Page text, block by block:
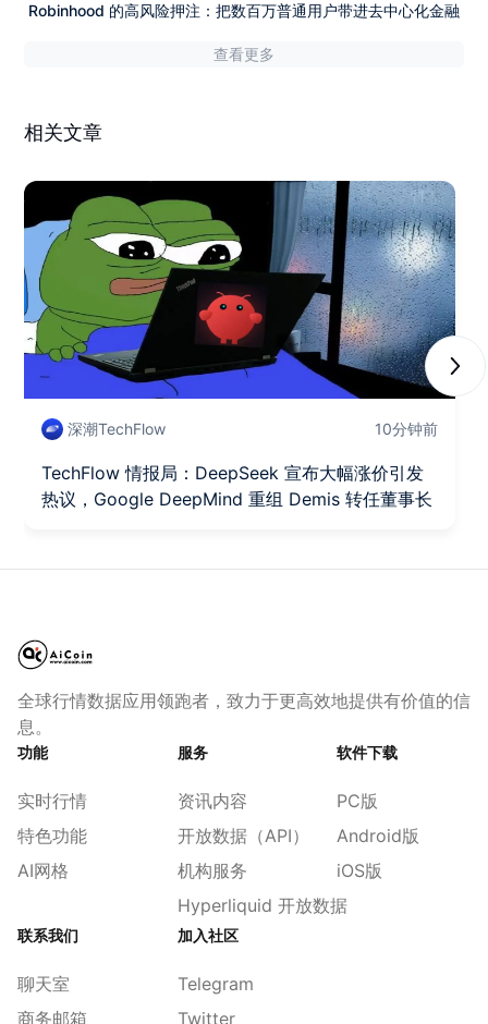
Robinhood 的高风险押注：把数百万普通用户带进去中心化金融
查看更多
相关文章
深潮TechFlow 10分钟前
TechFlow 情报局：DeepSeek 宣布大幅涨价引发
热议，Google DeepMind 重组 Demis 转任董事长
全球行情数据应用领跑者，致力于更高效地提供有价值的信
息。
功能
实时行情
特色功能
AI网格
服务
资讯内容
开放数据（API）
机构服务
Hyperliquid 开放数据
软件下载
PC版
Android版
iOS版
联系我们
聊天室
商务邮箱
加入社区
Telegram
Twitter